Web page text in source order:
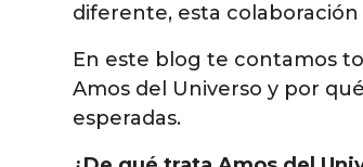
diferente, esta colaboración
En este blog te contamos
Amos del Universo y por
esperadas.